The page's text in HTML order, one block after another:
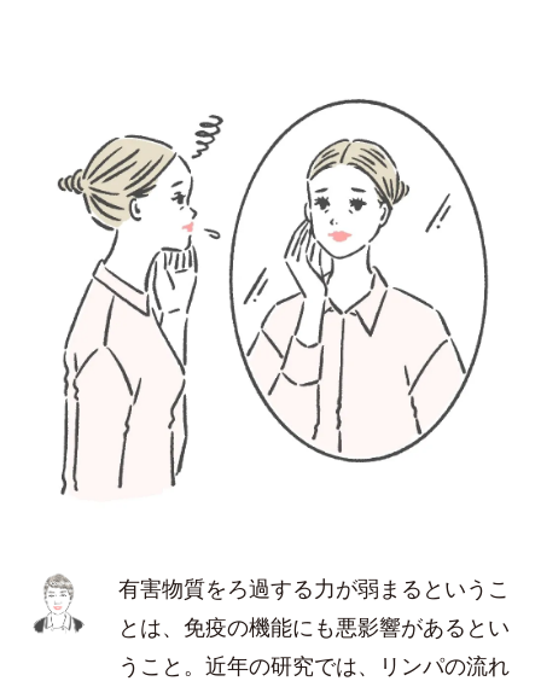
有害物質をろ過する力が弱まるというこ
とは、免疫の機能にも悪影響があるとい
うこと。近年の研究では、リンパの流れ